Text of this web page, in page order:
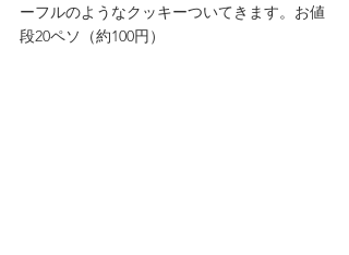
ーフルのようなクッキーついてきます。お値
段20ペソ（約100円）